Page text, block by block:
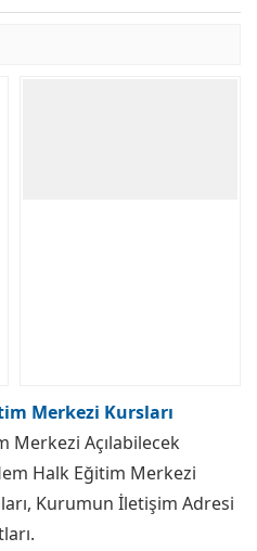
Merkezi Kursları
Merkezi Açılabilecek
Halk Eğitim Merkezi
Kurumun İletişim Adresi